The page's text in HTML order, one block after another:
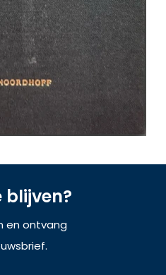
blijven?
en ontvang